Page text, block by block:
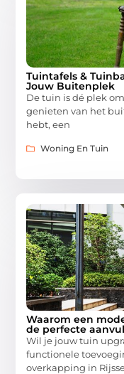
Tuintafels &
Jouw Buitenplek
De tuin is dé plek
genieten van het
hebt, een
Woning En Tuin
Waarom een
de perfecte
Wil je jouw tuin
functionele
overkapping in